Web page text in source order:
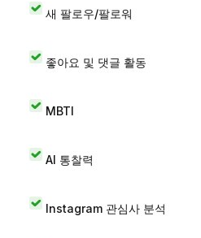
새 팔로우/팔로워
좋아요 및 댓글 활동
MBTI
AI 통찰력
Instagram 관심사 분석